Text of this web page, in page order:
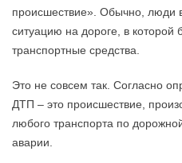
происшествие». Обычно, люди
ситуацию на дороге, в
транспортные средства.
Это не совсем так. Согласно
ДТП – это происшествие,
любого транспорта по
аварии.